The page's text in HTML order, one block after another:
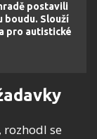
postavili
boudu. Slouží
pro autistické
rozhodl se